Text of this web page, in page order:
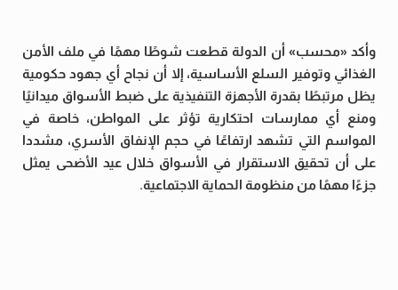
وأكد «محسب» أن الدولة قطعت شوطًا مهمًا في ملف الأمن
الغذائي وتوفير السلع الأساسية، إلا أن نجاح أي جهود حكومية
يظل مرتبطًا بقدرة الأجهزة التنفيذية على ضبط الأسواق ميدانيًا
ومنع أي ممارسات احتكارية تؤثر على المواطن، خاصة في
المواسم التي تشهد ارتفاعًا في حجم الإنفاق الأسري، مشددا
على أن تحقيق الاستقرار في الأسواق خلال عيد الأضحى يمثل
جزءًا مهمًا من منظومة الحماية الاجتماعية.